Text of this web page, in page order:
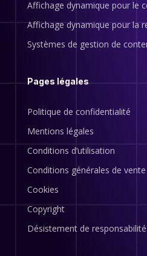
Affichage dynamique pour le
Affichage dynamique pour la
Systèmes de gestion de
Pages légales
Politique de confidentialité
Mentions légales
Conditions d’utilisation
Conditions générales de vente
Cookies
Copyright
Désistement de responsabilité